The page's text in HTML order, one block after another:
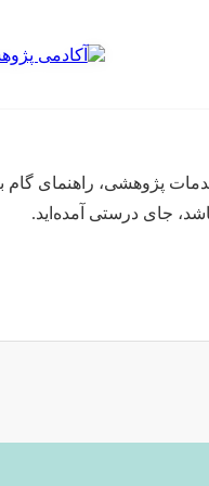
پژوهشی، راهنمای گام
جای درستی آمده‌اید.